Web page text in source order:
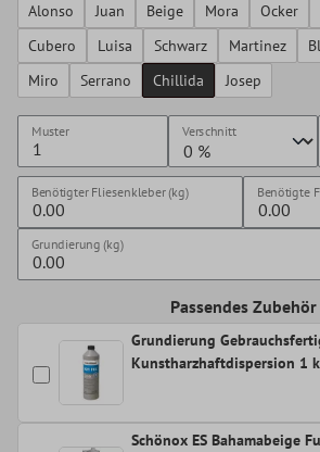
Alonso Juan Beige Mora Ocker
Cubero
Luisa Schwarz Martinez
Miro
Serrano Chillida Josep
Muster Verschnitt
Benötigter Fliesenkleber (kg) Benötigte
Grundierung (kg)
Passendes Zubehör
Grundierung
Kunstharzhaftdispersion 1
Schönox ES Bahamabeige